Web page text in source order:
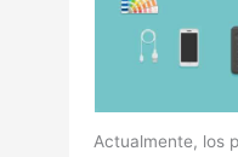
Actualmente, los